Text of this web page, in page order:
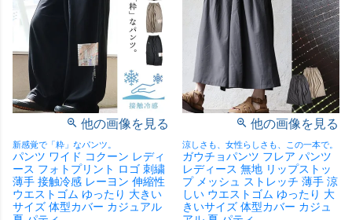
他の画像を見る
新感覚で「粋」なパンツ。
パンツ ワイド コクーン レディ
ース フォトプリント ロゴ 刺繍
薄手 接触冷感 レーヨン 伸縮性
ウエストゴム ゆったり 大きい
サイズ 体型カバー カジュアル
他の画像を見る
涼しさも、女性らしさも、この一本で。
ガウチョパンツ フレア パンツ
レディース 無地 リップストッ
プ メッシュ ストレッチ 薄手 涼
しい ウエストゴム ゆったり 大
きいサイズ 体型カバー カジュ